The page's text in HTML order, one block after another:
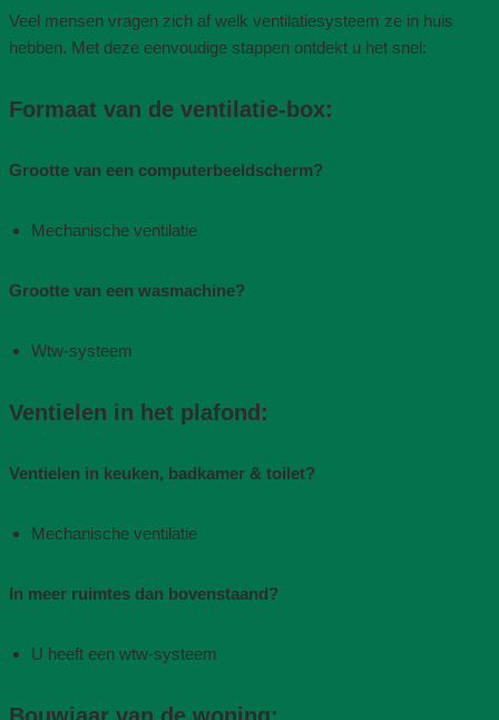
Veel mensen vragen zich af welk ventilatiesysteem ze in huis
hebben. Met deze eenvoudige stappen ontdekt u het snel:
Formaat van de ventilatie-box​:
Grootte van een computerbeeldscherm?
Mechanische ventilatie​
Grootte van een wasmachine?
Wtw-systeem
Ventielen in het plafond:
Ventielen in keuken, badkamer & toilet?
Mechanische ventilatie​
In meer ruimtes dan bovenstaand?
U heeft een wtw-systeem